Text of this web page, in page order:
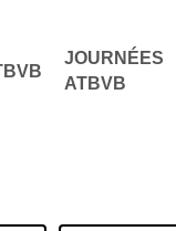
JOURNÉES
ATBVB